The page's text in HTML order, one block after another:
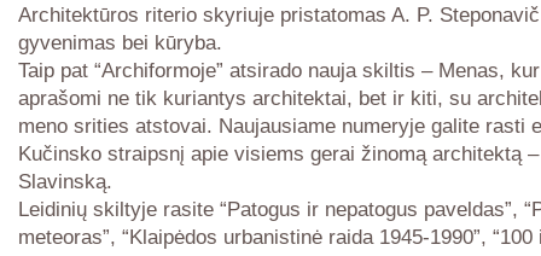
Architektūros riterio skyriuje pristatomas A. P.
gyvenimas bei kūryba.
Taip pat “Archiformoje” atsirado nauja skiltis – Menas,
aprašomi ne tik kuriantys architektai, bet ir kiti, su
meno srities atstovai. Naujausiame numeryje galite rasti
Kučinsko straipsnį apie visiems gerai žinomą architektą
Slavinską.
Leidinių skiltyje rasite “Patogus ir nepatogus paveldas”,
meteoras”, “Klaipėdos urbanistinė raida 1945-1990”,